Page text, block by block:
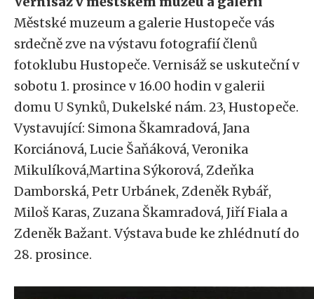
Městské muzeum a galerie Hustopeče vás
srdečně zve na výstavu fotografií členů
fotoklubu Hustopeče. Vernisáž se uskuteční v
sobotu 1. prosince v 16.00 hodin v galerii
domu U Synků, Dukelské nám. 23, Hustopeče.
Vystavující: Simona Škamradová, Jana
Korciánová, Lucie Šaňáková, Veronika
Mikulíková,Martina Sýkorová, Zdeňka
Damborská, Petr Urbánek, Zdeněk Rybář,
Miloš Karas, Zuzana Škamradová, Jiří Fiala a
Zdeněk Bažant. Výstava bude ke zhlédnutí do
28. prosince.